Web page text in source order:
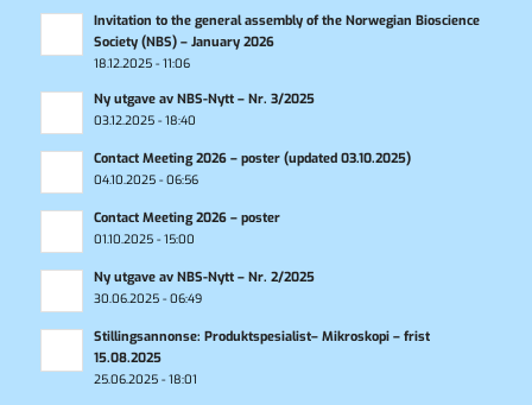
Invitation to the general assembly of the Norwegian Bioscience
Society (NBS) – January 2026
18.12.2025 - 11:06
Ny utgave av NBS-Nytt – Nr. 3/2025
03.12.2025 - 18:40
Contact Meeting 2026 – poster (updated 03.10.2025)
04.10.2025 - 06:56
Contact Meeting 2026 – poster
01.10.2025 - 15:00
Ny utgave av NBS-Nytt – Nr. 2/2025
30.06.2025 - 06:49
Stillingsannonse: Produktspesialist– Mikroskopi – frist
15.08.2025
25.06.2025 - 18:01